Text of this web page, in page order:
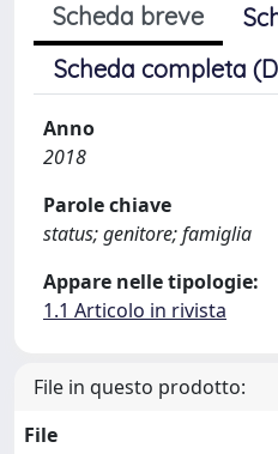
Scheda breve
Scheda completa
Anno
2018
Parole chiave
status; genitore; famiglia
Appare nelle tipologie:
1.1 Articolo in rivista
File in questo prodotto:
File